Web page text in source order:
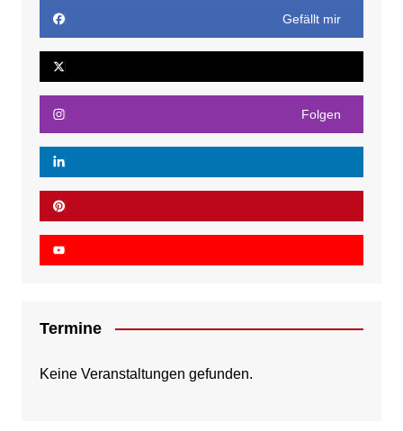
Gefällt mir
Folgen
Termine
Keine Veranstaltungen gefunden.